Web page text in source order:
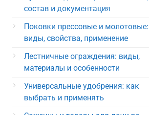
состав и документация
Поковки прессовые и молотовые:
виды, свойства, применение
Лестничные ограждения: виды,
материалы и особенности
Универсальные удобрения: как
выбрать и применять